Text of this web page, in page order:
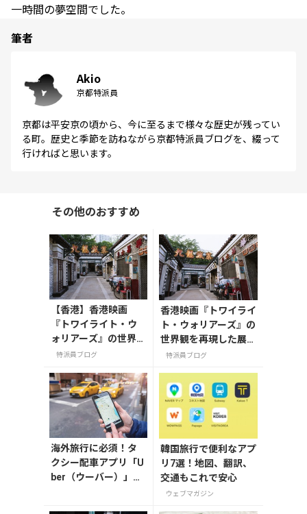
一時間の夢空間でした。
筆者
Akio
京都特派員
京都は平安京の頃から、今に至るまで様々な歴史が残ってい
る町。歴史と季節を訪ねながら京都特派員ブログを、綴って
行ければと思います。
その他のおすすめ
【香港】香港映画
『トワイライト・ウ
ォリアーズ』の世界
観を再現した展覧会
ある九龍寨城公園で
開催中
特派員ブログ
香港映画『トワイライ
ト・ウォリアーズ』の
世界観を再現した展覧
会に行ってみました
特派員ブログ
海外旅行に必須！タ
クシー配車アプリ「U
ber（ウーバー）」の
韓国旅行で便利なアプ
リ7選！地図、翻訳、
交通もこれで安心
ウェブマガジン